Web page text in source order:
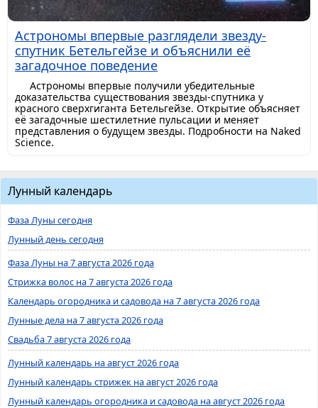
Астрономы впервые разглядели звезду-
спутник Бетельгейзе и объяснили её
загадочное поведение
Астрономы впервые получили убедительные
доказательства существования звезды-спутника у
красного сверхгиганта Бетельгейзе. Открытие объясняет
её загадочные шестилетние пульсации и меняет
представления о будущем звезды. Подробности на Naked
Science.
Лунный календарь
Фаза Луны сегодня
Лунный день сегодня
Фаза Луны на 7 августа 2026 года
Стрижка волос на 7 августа 2026 года
Календарь огородника и садовода на 7 августа 2026 года
Лунные дела на 7 августа 2026 года
Свадьба 7 августа 2026 года
Лунный календарь на август 2026 года
Лунный календарь стрижек на август 2026 года
Лунный календарь огородника и садовода на август 2026 года